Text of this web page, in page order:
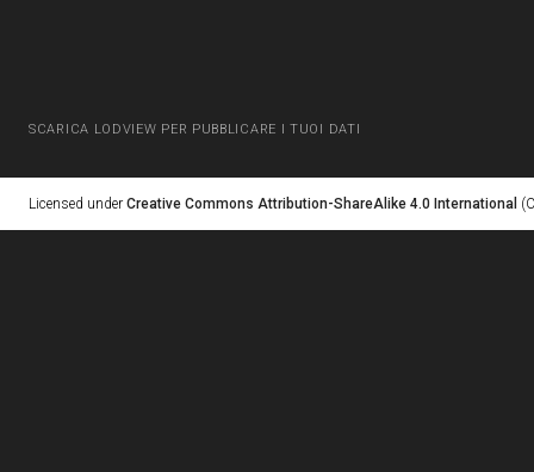
SCARICA LODVIEW PER PUBBLICARE I TUOI DATI
Licensed under Creative Commons Attribution-ShareAlike 4.0 International